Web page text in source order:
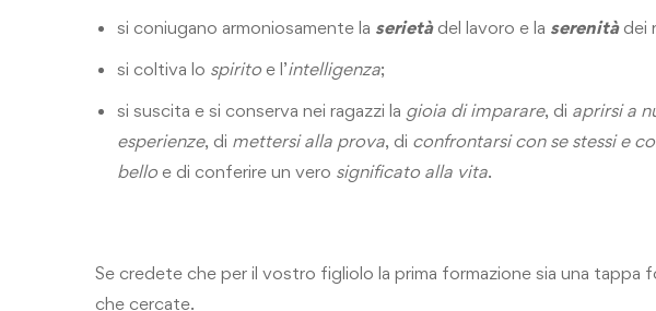
si coniugano armoniosamente la serietàdel lavoro e la serenitàdei
si coltiva lo spirito e l’intelligenza;
si suscita e si conserva nei ragazzi la gioia di imparare, di aprirsi a
esperienze, di mettersi alla prova, di confrontarsi con se stessi e
bello e di conferire un vero significato alla vita.
Se credete che per il vostro figliolo la prima formazione sia una tappa
che cercate.